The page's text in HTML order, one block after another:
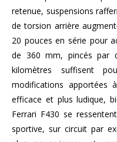
retenue, suspensions
de torsion arrière
20 pouces en série pour
de 360 mm, pincés par
kilomètres suffisent
modifications apportées
efficace et plus ludique,
Ferrari F430 se
sportive, sur circuit par